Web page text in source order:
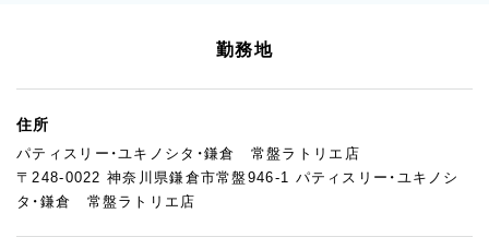
勤務地
住所
パティスリー・ユキノシタ・鎌倉 常盤ラトリエ店
〒248-0022 神奈川県鎌倉市常盤946-1 パティスリー・ユキノシ
タ・鎌倉 常盤ラトリエ店